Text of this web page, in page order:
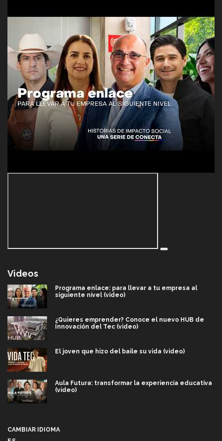
Videos
Programa enlace: para llevar a tu empresa al
siguiente nivel (video)
¿Quieres emprender? Conoce el nuevo HUB de
Innovación del Tec (video)
El joven que hizo del baile su vida (video)
Aula Futura: transformar la experiencia educativa
(video)
CAMBIAR IDIOMA